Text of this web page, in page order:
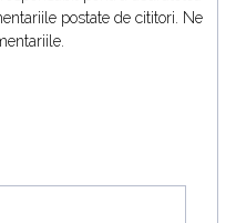
postate de cititori. Ne